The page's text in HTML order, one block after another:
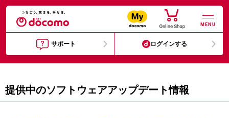
MENU
サポート ログインする
提供中のソフトウェアアップデート情報